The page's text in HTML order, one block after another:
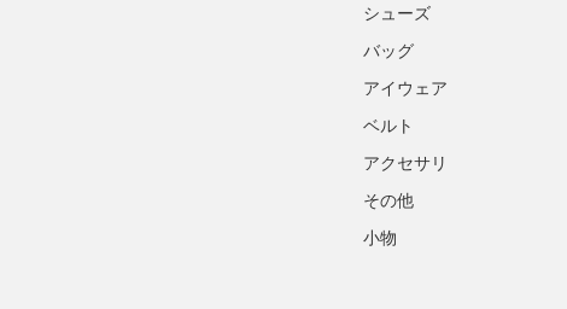
シューズ
バッグ
アイウェア
ベルト
アクセサリ
その他
小物